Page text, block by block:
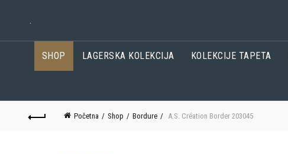
.
SHOP LAGERSKA KOLEKCIJA KOLEKCIJE TAPETA
Početna Shop Bordure A.S. Création Border 203045